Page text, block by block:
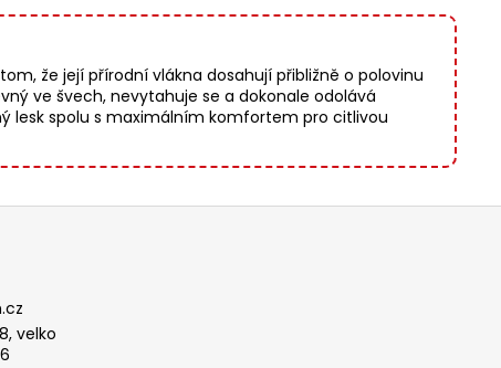
že její přírodní vlákna dosahují přibližně o polovinu
ve švech, nevytahuje se a dokonale odolává
lesk spolu s maximálním komfortem pro citlivou
velko